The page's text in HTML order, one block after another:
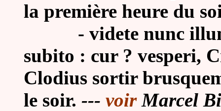
la première heure du
- videte nunc illum,
subito : cur ? vesperi,
Clodius sortir
le soir. --- voirMarcel